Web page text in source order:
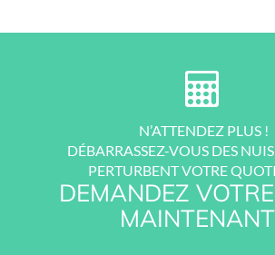
N’ATTENDEZ PLUS !
DÉBARRASSEZ-VOUS DES
PERTURBENT VOTRE
DEMANDEZ